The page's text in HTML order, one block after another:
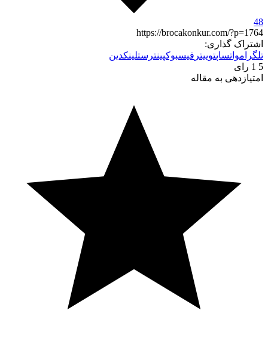
48
https://brocakonkur.com/?p=1764
اشتراک گذاری:
تلگرامواتساپتوییتر فیسبوکپینترستلینکدین
5
1 رای
امتیازدهی به مقاله